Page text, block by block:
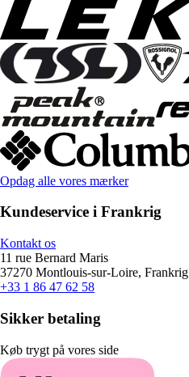
Opdag alle vores mærker
Kundeservice i Frankrig
Kontakt os
11 rue Bernard Maris
37270 Montlouis-sur-Loire, Frankrig
+33 1 86 47 62 58
Sikker betaling
Køb trygt på vores side